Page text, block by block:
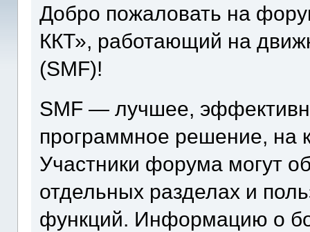
Добро пожаловать на
ККТ», работающий на
(SMF)!
SMF — лучшее,
программное решение, на
Участники форума могут
отдельных разделах и
функций. Информацию о